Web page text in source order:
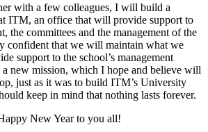
with a few colleagues, I will build a
ITM, an office that will provide support to
the committees and the management of the
confident that we will maintain what we
support to the school’s management
new mission, which I hope and believe will
just as it was to build ITM’s University
keep in mind that nothing lasts forever.
New Year to you all!